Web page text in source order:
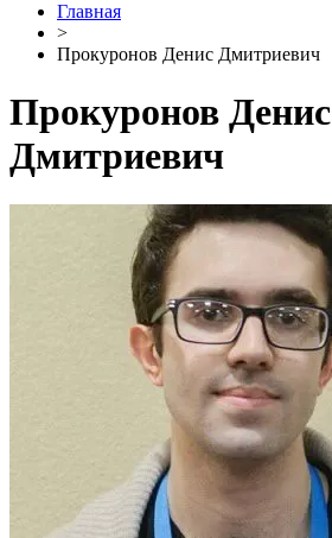
Главная
>
Прокуронов Денис Дмитриевич
Прокуронов Денис
Дмитриевич